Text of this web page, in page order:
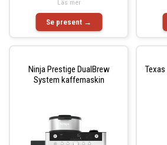
Se present →
Läs mer
Ninja Prestige DualBrew
System kaffemaskin